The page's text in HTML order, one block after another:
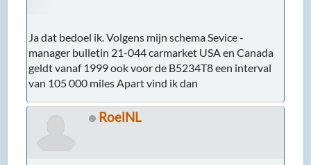
Ja dat bedoel ik. Volgens mijn schema Sevice -
manager bulletin 21-044 carmarket USA en Canada
geldt vanaf 1999 ook voor de B5234T8 een interval
van 105 000 miles Apart vind ik dan
RoelNL